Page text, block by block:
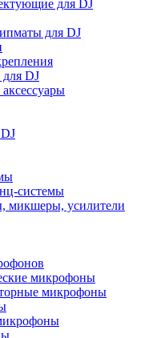
для DJ
для DJ
DJ
системы
микшеры, усилители
микрофоны
микрофоны